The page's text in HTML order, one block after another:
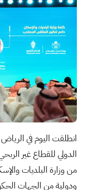
انطلقت اليوم في
الدولي للقطاع غير
ودولية من الجهات